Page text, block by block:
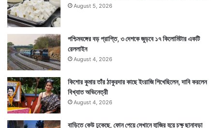
August 5, 2026
পশ্চিমবঙ্গের বড় প্রাপ্তি, ৩ দেশকে জুড়বে ১৭ কিলোমিটার একটি
রেললাইন
August 4, 2026
কিশোর কুমার তাঁর ঠাকুরদার কাছে ইংরাজি শিখেছিলেন, দাবি করলেন
বিখ্যাত অভিনেত্রী
August 4, 2026
বাড়িতে কেউ ঢুকেছে, ফোন পেয়ে সেখানে হাজির হয়ে চক্ষু ছানাবড়া